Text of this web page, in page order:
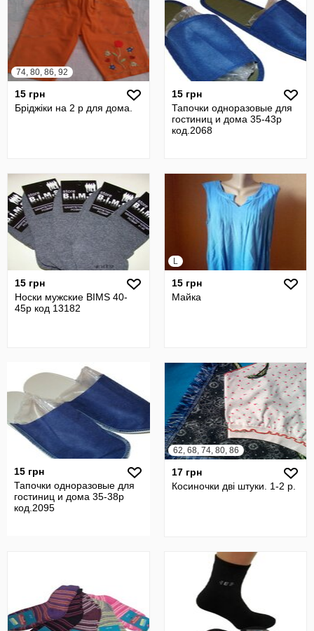
74, 80, 86, 92
15 грн
Бріджіки на 2 р для дома.
15 грн
Тапочки одноразовые для
гостиниц и дома 35-43р
код.2068
15 грн
Носки мужские BIMS 40-
45р код 13182
L
15 грн
Maйка
15 грн
Тапочки одноразовые для
гостиниц и дома 35-38р
код.2095
62, 68, 74, 80, 86
17 грн
Косиночки дві штуки. 1-2 р.